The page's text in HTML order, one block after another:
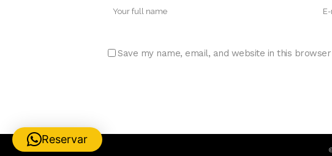
Save my name, email, and website in this
Reservar